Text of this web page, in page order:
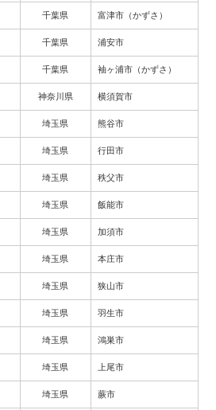
千葉県 富津市（かずさ）
千葉県 浦安市
千葉県 袖ヶ浦市（かずさ）
神奈川県 横須賀市
埼玉県 熊谷市
埼玉県 行田市
埼玉県 秩父市
埼玉県 飯能市
埼玉県 加須市
埼玉県 本庄市
埼玉県 狭山市
埼玉県 羽生市
埼玉県 鴻巣市
埼玉県 上尾市
埼玉県 蕨市